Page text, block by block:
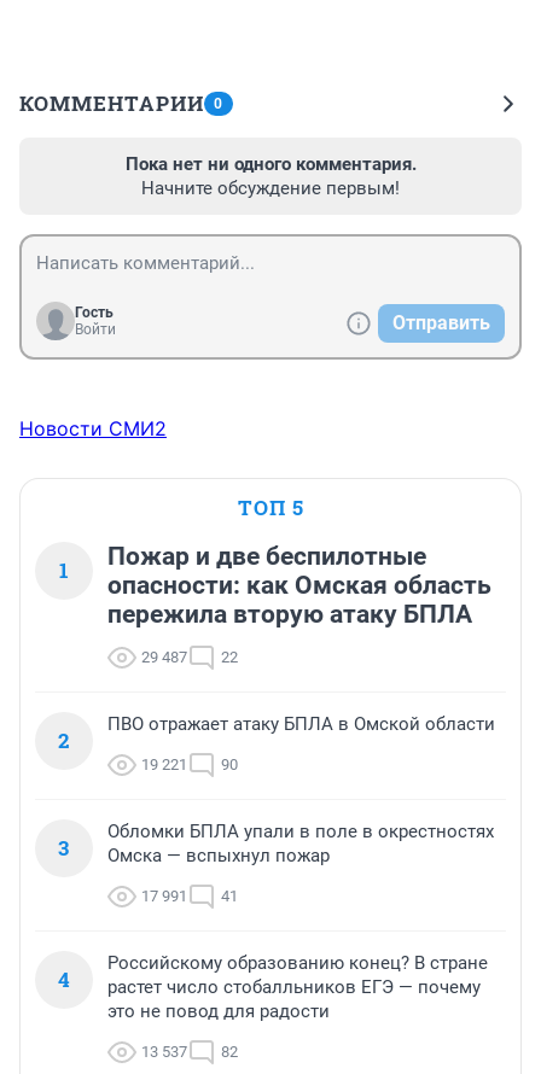
КОММЕНТАРИИ 0
Пока нет ни одного комментария.
Начните обсуждение первым!
Гость
Войти
Отправить
Новости СМИ2
ТОП 5
1
Пожар и две беспилотные
опасности: как Омская область
пережила вторую атаку БПЛА
29 487 22
2
ПВО отражает атаку БПЛА в Омской области
19 221 90
3
Обломки БПЛА упали в поле в окрестностях
Омска — вспыхнул пожар
17 991 41
4
Российскому образованию конец? В стране
растет число стобалльников ЕГЭ — почему
это не повод для радости
13 537 82